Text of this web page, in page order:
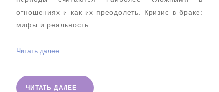
отношениях и как их преодолеть. Кризис в браке:
мифы и реальность.
Читать далее
ЧИТАТЬ ДАЛЕЕ
ЧИТАТЬ